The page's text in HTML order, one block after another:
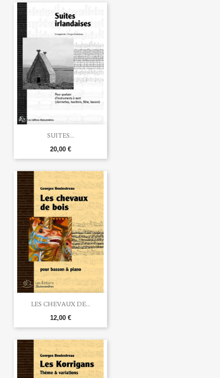
SUITES...
20,00 €
LES CHEVAUX DE...
12,00 €